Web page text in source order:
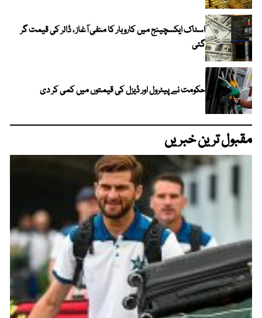
اسٹاک ایکسچینج میں کاروبار کا منفی آغاز ، ڈالر کی قیمت گر
گئی
حکومت نے پیٹرول اور ڈیزل کی قیمتوں میں کمی کر دی
مقبول ترین خبریں